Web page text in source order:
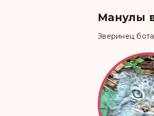
Манулы
Зверинец